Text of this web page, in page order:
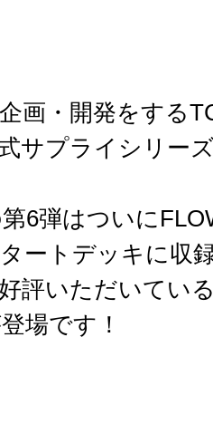
画・開発をする
サプライシリー
6弾はついに
ートデッキに収
好評いただいてい
場です！